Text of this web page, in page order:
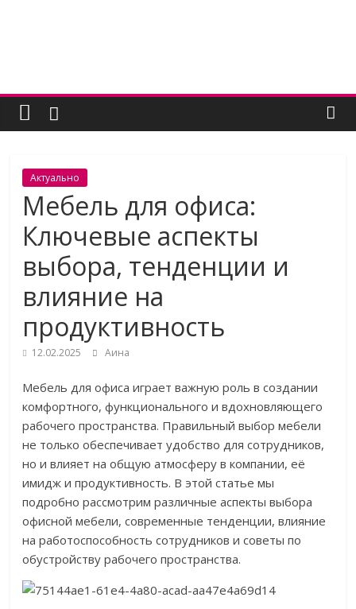
Женский
угодник
Блог
полезных
статей
для
женщин
Актуально
Мебель для офиса:
Ключевые аспекты
выбора, тенденции и
влияние на
продуктивность
12.02.2025 Аина
Мебель для офиса играет важную роль в создании
комфортного, функционального и вдохновляющего
рабочего пространства. Правильный выбор мебели
не только обеспечивает удобство для сотрудников,
но и влияет на общую атмосферу в компании, её
имидж и продуктивность. В этой статье мы
подробно рассмотрим различные аспекты выбора
офисной мебели, современные тенденции, влияние
на работоспособность сотрудников и советы по
обустройству рабочего пространства.